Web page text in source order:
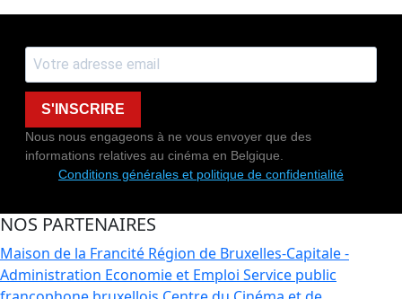
S'INSCRIRE
Nous nous engageons à ne vous envoyer que des
informations relatives au cinéma en Belgique.
Conditions générales et politique de confidentialité
NOS PARTENAIRES
Maison de la Francité Région de Bruxelles-Capitale -
Administration Economie et Emploi Service public